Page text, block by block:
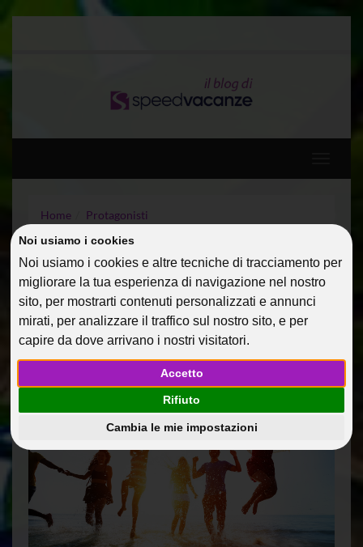
Noi usiamo i cookies
Noi usiamo i cookies e altre tecniche di tracciamento per
migliorare la tua esperienza di navigazione nel nostro
sito, per mostrarti contenuti personalizzati e annunci
mirati, per analizzare il traffico sul nostro sito, e per
capire da dove arrivano i nostri visitatori.
Accetto
Rifiuto
Cambia le mie impostazioni
Home
Protagonisti
PAROLE IN LIBERTÀ: UN
MIX DI EMOZIONI!
24 Ott 2013 Protagonisti AlessandraC